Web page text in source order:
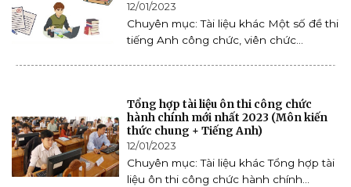
12/01/2023
Chuyên mục: Tài liệu khác Một số đề thi
tiếng Anh công chức, viên chức...
Tổng hợp tài liệu ôn thi công chức
hành chính mới nhất 2023 (Môn kiến
thức chung + Tiếng Anh)
12/01/2023
Chuyên mục: Tài liệu khác Tổng hợp tài
liệu ôn thi công chức hành chính...